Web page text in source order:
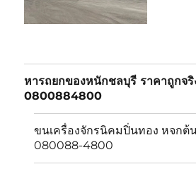
หารถยกของหนักชลบุรี ราคาถูกจริ
0800884800
ขนเครื่องจักรนิคมปิ่นทอง หจกต้
080088-4800